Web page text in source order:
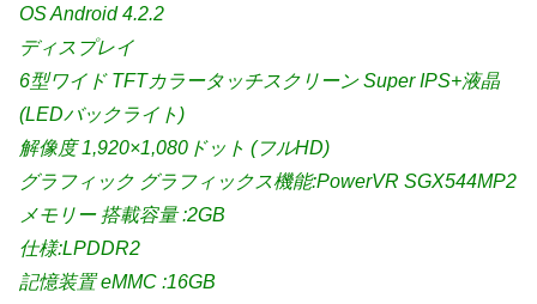
OS Android 4.2.2
ディスプレイ
6型ワイド TFTカラータッチスクリーン Super IPS+液晶
(LEDバックライト)
解像度 1,920×1,080ドット (フルHD)
グラフィック グラフィックス機能:PowerVR SGX544MP2
メモリー 搭載容量 :2GB
仕様:LPDDR2
記憶装置 eMMC :16GB